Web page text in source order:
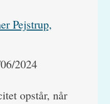
Pejstrup,
2024
opstår, når